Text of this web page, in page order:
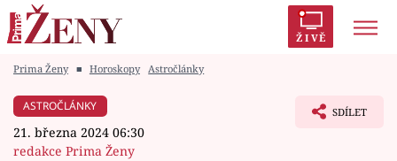
ŽIVĚ
Módní alarm
Prima Ženy ■ Horoskopy Astročlánky
ASTROČLÁNKY
21. března 2024 06:30
redakce Prima Ženy
SDÍLET